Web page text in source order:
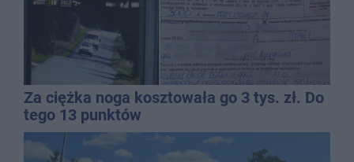
Za ciężka noga kosztowała go 3 tys. zł. Do
tego 13 punktów